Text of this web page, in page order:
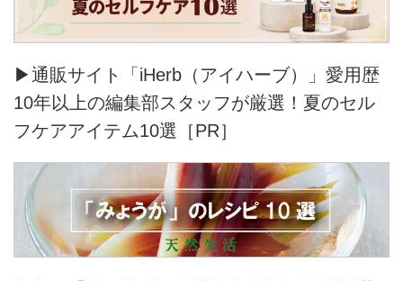
▶通販サイト「iHerb（アイハーブ）」愛用歴
10年以上の編集部スタッフが厳選！夏のセル
フケアアイテム10選［PR］